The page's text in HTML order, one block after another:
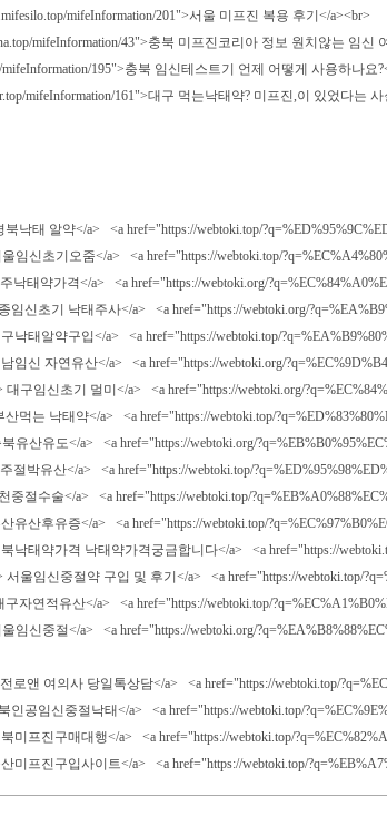
mifeInformation/201">서울 미프진 복용 후기</a><br>
mifeInformation/43">충북 미프진코리아 정보 원치않는 임
mifeInformation/195">충북 임신테스트기 언제 어떻게 사용하나요
mifeInformation/161">대구 먹는낙태약? 미프진,이 있었다는
북낙태 알약</a> <a href="https://webtoki.top/
임신초기오줌</a> <a href="https://webtoki.top/
낙태약가격</a> <a href="https://webtoki.org/
임신초기 낙태주사</a> <a href="https://webtoki.org/
낙태알약구입</a> <a href="https://webtoki.top/
임신 자연유산</a> <a href="https://webtoki.org/
대구임신초기 멀미</a> <a href="https://webtoki.org/
산먹는 낙태약</a> <a href="https://webtoki.top/
유산유도</a> <a href="https://webtoki.org/
절박유산</a> <a href="https://webtoki.top/
중절수술</a> <a href="https://webtoki.top/
유산후유증</a> <a href="https://webtoki.top/
낙태약가격 낙태약가격궁금합니다</a> <a href="https://
서울임신중절약 구입 및 후기</a> <a href="https://webtoki.top/
구자연적유산</a> <a href="https://webtoki.top/
임신중절</a> <a href="https://webtoki.org/
로앤 여의사 당일톡상담</a> <a href="https://webtoki.top/
인공임신중절낙태</a> <a href="https://webtoki.top/
미프진구매대행</a> <a href="https://webtoki.top/
미프진구입사이트</a> <a href="https://webtoki.top/